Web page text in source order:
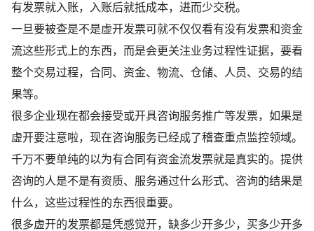
有发票就入账，入账后就抵成本，进而少交税。
一旦要被查是不是虚开发票可就不仅仅看有没有发票和资金
流这些形式上的东西，而是会更关注业务过程性证据，要看
整个交易过程，合同、资金、物流、仓储、人员、交易的结
果等。
很多企业现在都会接受或开具咨询服务推广等发票，如果是
虚开要注意啦，现在咨询服务已经成了稽查重点监控领域。
千万不要单纯的以为有合同有资金流发票就是真实的。提供
咨询的人是不是有资质、服务通过什么形式、咨询的结果是
什么，这些过程性的东西很重要。
很多虚开的发票都是凭感觉开，缺多少开多少，买多少开多